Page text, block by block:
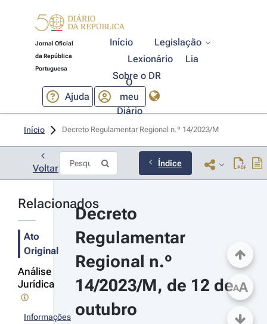
Jornal Oficial
da República
Portuguesa
Início
Legislação
Lexionário
Lia
Sobre o DR
Ajuda
O
meu
Diário
Início Decreto Regulamentar Regional n.º 14/2023/M
Voltar Índice
Relacionados
Ato
Original
Análise
Jurídica
Informações
Decreto
Regulamentar
Regional n.º
14/2023/M, de 12 de
outubro
AA